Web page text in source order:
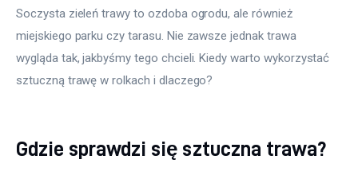
Salon
Ogród
Więcej
Soczysta zieleń trawy to ozdoba ogrodu, ale również
miejskiego parku czy tarasu. Nie zawsze jednak trawa
wygląda tak, jakbyśmy tego chcieli. Kiedy warto wykorzystać
sztuczną trawę w rolkach i dlaczego?
Gdzie sprawdzi się sztuczna trawa?